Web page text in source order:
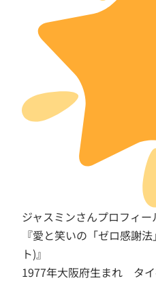
ジャスミンさんプロフィー
『愛と笑いの「ゼロ感謝
ト)』
1977年大阪府生まれ タ